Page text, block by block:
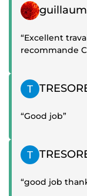
Témoignage
“Excellent
recommande
Témoignage
“Good job”
Témoignage
“good job